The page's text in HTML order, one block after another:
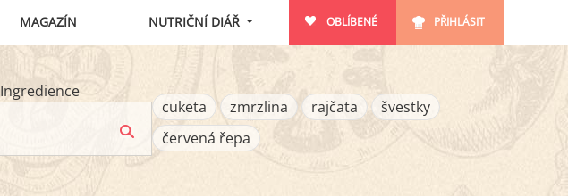
MAGAZÍN NUTRIČNÍ DIÁŘ OBLÍBENÉ PŘIHLÁSIT
Ingredience
cuketa
zmrzlina rajčata
švestky
červená řepa